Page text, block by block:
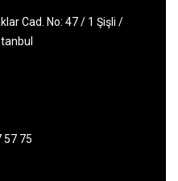
Cad. No: 47 / 1 Şişli /
57 75